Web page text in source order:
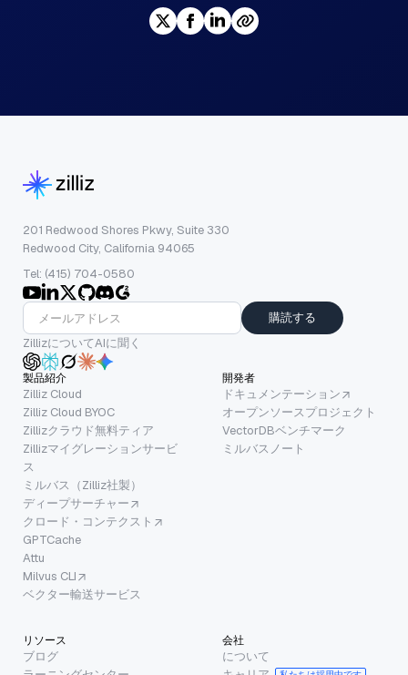
201 Redwood Shores Pkwy, Suite 330
Redwood City, California 94065
Tel: (415) 704-0580
購読する
ZillizについてAIに聞く
製品紹介
Zilliz Cloud
Zilliz Cloud BYOC
Zillizクラウド無料ティア
Zillizマイグレーションサービ
ス
ミルバス（Zilliz社製）
ディープサーチャー
クロード・コンテクスト
GPTCache
Attu
Milvus CLI
ベクター輸送サービス
開発者
ドキュメンテーション
オープンソースプロジェクト
VectorDBベンチマーク
ミルバスノート
リソース
ブログ
会社
について